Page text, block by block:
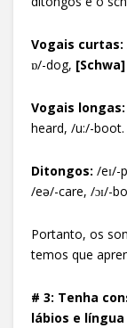
Vogais curtas:
ɒ/-dog, [Schwa]
Vogais longas:
heard, /u:/-boot.
Ditongos: /eɪ/-
/eə/-care, /ɔɪ/-
Portanto, os
temos que
# 3: Tenha
lábios e